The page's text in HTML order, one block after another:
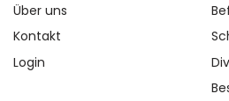
Über uns
Kontakt
Login